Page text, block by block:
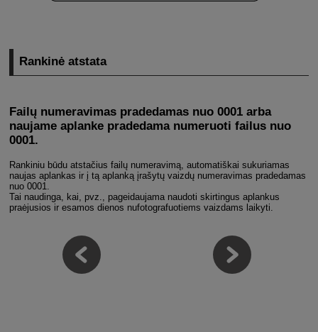
Rankinė atstata
Failų numeravimas pradedamas nuo 0001 arba
naujame aplanke pradedama numeruoti failus nuo
0001.
Rankiniu būdu atstačius failų numeravimą, automatiškai sukuriamas
naujas aplankas ir į tą aplanką įrašytų vaizdų numeravimas pradedamas
nuo 0001.
Tai naudinga, kai, pvz., pageidaujama naudoti skirtingus aplankus
praėjusios ir esamos dienos nufotografuotiems vaizdams laikyti.